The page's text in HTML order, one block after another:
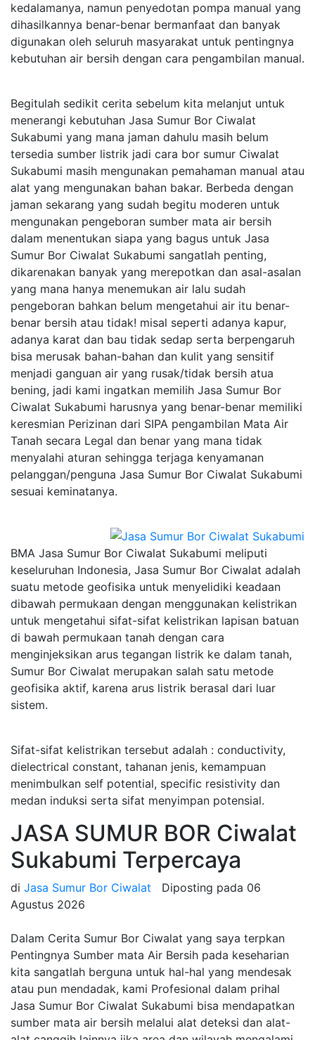
kedalamanya, namun penyedotan pompa manual yang
dihasilkannya benar-benar bermanfaat dan banyak
digunakan oleh seluruh masyarakat untuk pentingnya
kebutuhan air bersih dengan cara pengambilan manual.
Begitulah sedikit cerita sebelum kita melanjut untuk
menerangi kebutuhan Jasa Sumur Bor Ciwalat
Sukabumi yang mana jaman dahulu masih belum
tersedia sumber listrik jadi cara bor sumur Ciwalat
Sukabumi masih mengunakan pemahaman manual atau
alat yang mengunakan bahan bakar. Berbeda dengan
jaman sekarang yang sudah begitu moderen untuk
mengunakan pengeboran sumber mata air bersih
dalam menentukan siapa yang bagus untuk Jasa
Sumur Bor Ciwalat Sukabumi sangatlah penting,
dikarenakan banyak yang merepotkan dan asal-asalan
yang mana hanya menemukan air lalu sudah
pengeboran bahkan belum mengetahui air itu benar-
benar bersih atau tidak! misal seperti adanya kapur,
adanya karat dan bau tidak sedap serta berpengaruh
bisa merusak bahan-bahan dan kulit yang sensitif
menjadi ganguan air yang rusak/tidak bersih atua
bening, jadi kami ingatkan memilih Jasa Sumur Bor
Ciwalat Sukabumi harusnya yang benar-benar memiliki
keresmian Perizinan dari SIPA pengambilan Mata Air
Tanah secara Legal dan benar yang mana tidak
menyalahi aturan sehingga terjaga kenyamanan
pelanggan/penguna Jasa Sumur Bor Ciwalat Sukabumi
sesuai keminatanya.
BMA Jasa Sumur Bor Ciwalat Sukabumi meliputi
keseluruhan Indonesia, Jasa Sumur Bor Ciwalat adalah
suatu metode geofisika untuk menyelidiki keadaan
dibawah permukaan dengan menggunakan kelistrikan
untuk mengetahui sifat-sifat kelistrikan lapisan batuan
di bawah permukaan tanah dengan cara
menginjeksikan arus tegangan listrik ke dalam tanah,
Sumur Bor Ciwalat merupakan salah satu metode
geofisika aktif, karena arus listrik berasal dari luar
sistem.
Sifat-sifat kelistrikan tersebut adalah : conductivity,
dielectrical constant, tahanan jenis, kemampuan
menimbulkan self potential, specific resistivity dan
medan induksi serta sifat menyimpan potensial.
JASA SUMUR BOR Ciwalat
Sukabumi Terpercaya
di Jasa Sumur Bor Ciwalat Diposting pada 06
Agustus 2026
Dalam Cerita Sumur Bor Ciwalat yang saya terpkan
Pentingnya Sumber mata Air Bersih pada keseharian
kita sangatlah berguna untuk hal-hal yang mendesak
atau pun mendadak, kami Profesional dalam prihal
Jasa Sumur Bor Ciwalat Sukabumi bisa mendapatkan
sumber mata air bersih melalui alat deteksi dan alat-